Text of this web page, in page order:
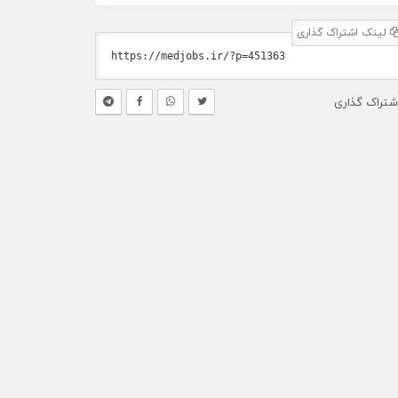
لینک اشتراک گذاری
گذاری